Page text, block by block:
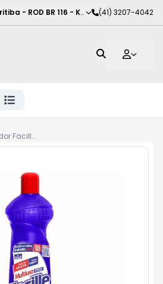
- ROD BR 116 - KM 102,Curitiba-PR
(41) 3207-4042
Limpador Facille Multi-Uso 500ml Tradicional